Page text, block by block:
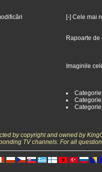
[-] Cele mai
Rapoarte de
Imaginile
by copyright and owned by
TV channels. For all